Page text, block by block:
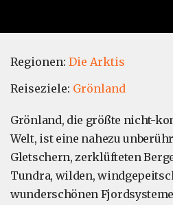
Regionen: Die Arktis
Reiseziele: Grönland
Grönland, die größte nicht-
Welt, ist eine nahezu
Gletschern, zerklüfteten
Tundra, wilden,
wunderschönen